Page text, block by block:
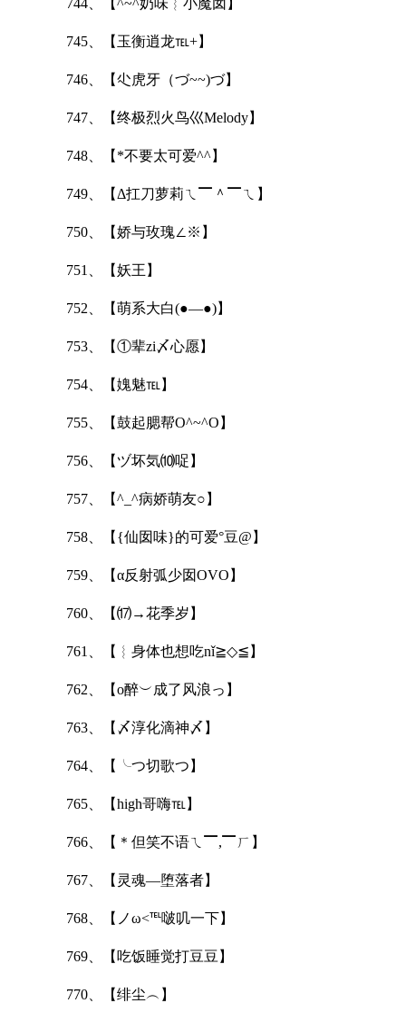
744、【^~^奶味︴小魔囡】
745、【玉衡逍龙℡+】
746、【尐虎牙（づ~~)づ】
747、【终极烈火鸟巛Melody】
748、【*不要太可爱^^】
749、【Δ扛刀萝莉ㄟ▔＾▔ㄟ】
750、【娇与玫瑰∠※】
751、【妖王】
752、【萌系大白(●—●)】
753、【①辈zi〆心愿】
754、【媿魅℡】
755、【鼓起腮帮O^~^O】
756、【ヅ坏気⑽哫】
757、【^_^病娇萌友○】
758、【{仙囡味}的可爱°豆@】
759、【α反射弧少囡OVO】
760、【⒄→花季岁】
761、【︴身体也想吃nǐ≧◇≦】
762、【o醉︶成了风浪っ】
763、【〆淳化滴神〆】
764、【╰つ切歌つ】
765、【high哥嗨℡】
766、【＊但笑不语ㄟ▔,▔ㄏ】
767、【灵魂—堕落者】
768、【ノω<℡啵叽一下】
769、【吃饭睡觉打豆豆】
770、【绯尘︵】